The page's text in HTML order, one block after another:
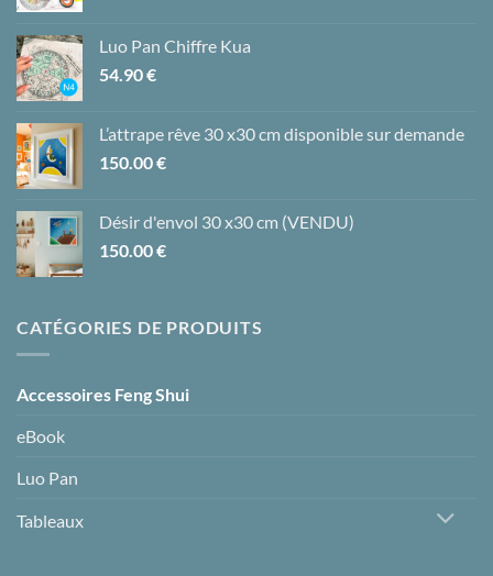
Luo Pan Chiffre Kua
54.90€
L’attrape rêve 30 x30 cm disponible sur demande
150.00€
Désir d'envol 30 x30 cm (VENDU)
150.00€
CATÉGORIES DE PRODUITS
Accessoires Feng Shui
eBook
Luo Pan
Tableaux